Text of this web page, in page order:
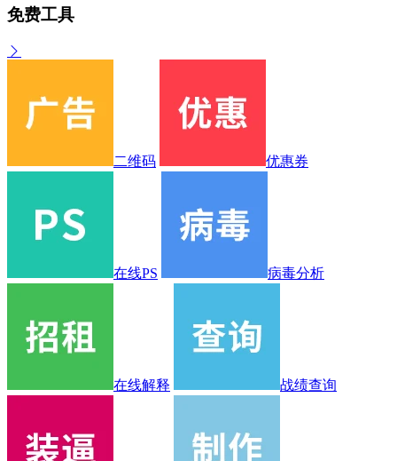
免费工具
二维码 优惠券
在线PS 病毒分析
在线解释 战绩查询